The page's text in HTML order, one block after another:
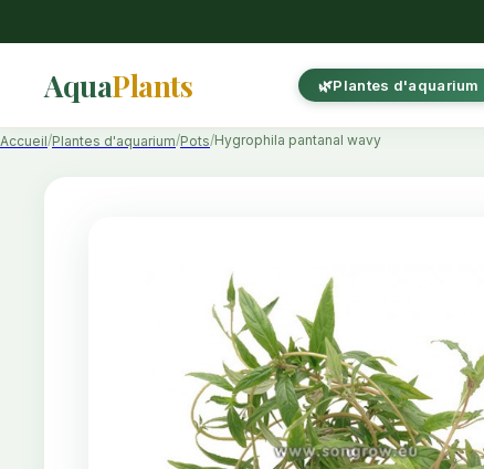
AquaPlants Plantes d'aquarium
Accueil Plantes d'aquarium Pots Hygrophila pantanal wavy